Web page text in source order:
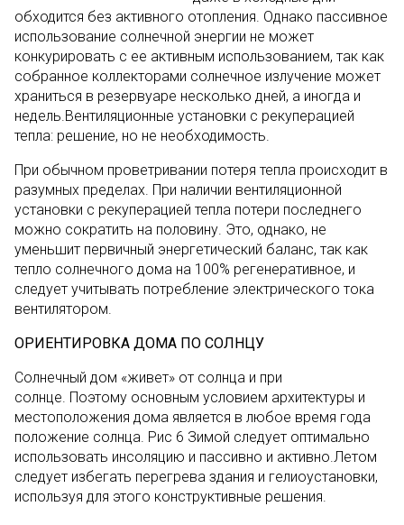
обходится без активного отопления. Однако пассивное
использование солнечной энергии не может
конкурировать с ее активным использованием, так как
собранное коллекторами солнечное излучение может
храниться в резервуаре несколько дней, а иногда и
недель.Вентиляционные установки с рекуперацией
тепла: решение, но не необходимость.
При обычном проветривании потеря тепла происходит в
разумных пределах. При наличии вентиляционной
установки с рекуперацией тепла потери последнего
можно сократить на половину. Это, однако, не
уменьшит первичный энергетический баланс, так как
тепло солнечного дома на 100% регенеративное, и
следует учитывать потребление электрического тока
вентилятором.
ОРИЕНТИРОВКА ДОМА ПО СОЛНЦУ
Солнечный дом «живет» от солнца и при
солнце. Поэтому основным условием архитектуры и
местоположения дома является в любое время года
положение солнца. Рис 6 Зимой следует оптимально
использовать инсоляцию и пассивно и активно.Летом
следует избегать перегрева здания и гелиоустановки,
используя для этого конструктивные решения.